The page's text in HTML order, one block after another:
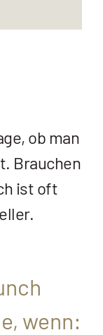
ob man
Brauchen
ist oft
wenn: